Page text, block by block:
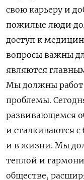
свою карьеру и
пожилые люди
доступ к
вопросы важны
являются
Мы должны
проблемы.
развивающемся
и сталкиваются
и в жизни. Мы
теплой и
обществе,